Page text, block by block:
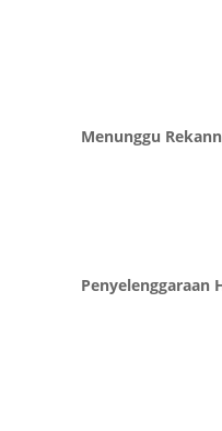
Menunggu
Penyelenggaraan